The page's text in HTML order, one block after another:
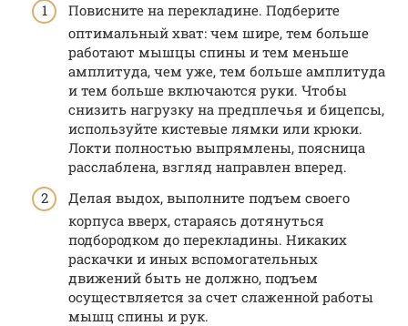
Повисните на перекладине. Подберите
оптимальный хват: чем шире, тем больше
работают мышцы спины и тем меньше
амплитуда, чем уже, тем больше амплитуда
и тем больше включаются руки. Чтобы
снизить нагрузку на предплечья и бицепсы,
используйте кистевые лямки или крюки.
Локти полностью выпрямлены, поясница
расслаблена, взгляд направлен вперед.
Делая выдох, выполните подъем своего
корпуса вверх, стараясь дотянуться
подбородком до перекладины. Никаких
раскачки и иных вспомогательных
движений быть не должно, подъем
осуществляется за счет слаженной работы
мышц спины и рук.